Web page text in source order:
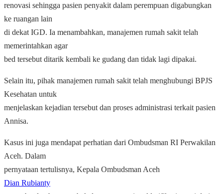
renovasi sehingga pasien penyakit dalam perempuan digabungkan
ke ruangan lain
di dekat IGD. Ia menambahkan, manajemen rumah sakit telah
memerintahkan agar
bed tersebut ditarik kembali ke gudang dan tidak lagi dipakai.
Selain itu, pihak manajemen rumah sakit telah menghubungi BPJS
Kesehatan untuk
menjelaskan kejadian tersebut dan proses administrasi terkait pasien
Annisa.
Kasus ini juga mendapat perhatian dari Ombudsman RI Perwakilan
Aceh. Dalam
pernyataan tertulisnya, Kepala Ombudsman Aceh
Dian Rubianty